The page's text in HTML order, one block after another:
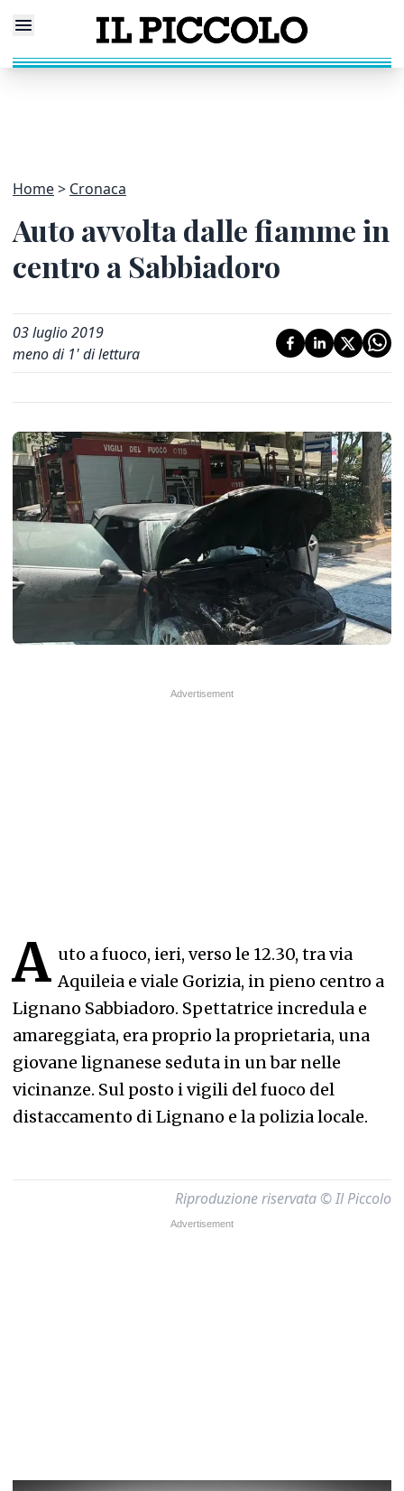
Home Cronaca
Auto avvolta dalle fiamme in
centro a Sabbiadoro
03 luglio 2019
meno di 1' di lettura
A uto a fuoco, ieri, verso le 12.30, tra via
Aquileia e viale Gorizia, in pieno centro a
Lignano Sabbiadoro. Spettatrice incredula e
amareggiata, era proprio la proprietaria, una
giovane lignanese seduta in un bar nelle
vicinanze. Sul posto i vigili del fuoco del
distaccamento di Lignano e la polizia locale.
Riproduzione riservata © Il Piccolo